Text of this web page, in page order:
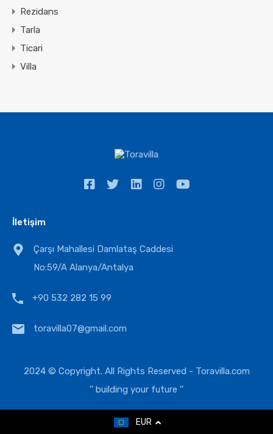
Rezidans
Tarla
Ticari
Villa
İletişim
Çarşı Mahallesi Damlataş Caddesi
No:59/A Alanya/Antalya
+90 532 282 15 99
toravilla07@gmail.com
2024 © Copyright. All Rights Reserved - Toravilla.com
'' building your future ''
EUR